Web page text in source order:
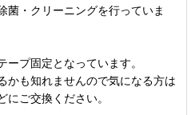
菌・クリーニングを行っていま
ープ固定となっています。
かも知れませんので気になる方は
にご交換ください。